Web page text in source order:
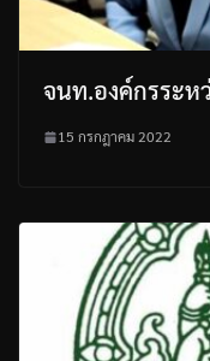
จนท.องค์กรระห
15 กรกฎาคม 2022